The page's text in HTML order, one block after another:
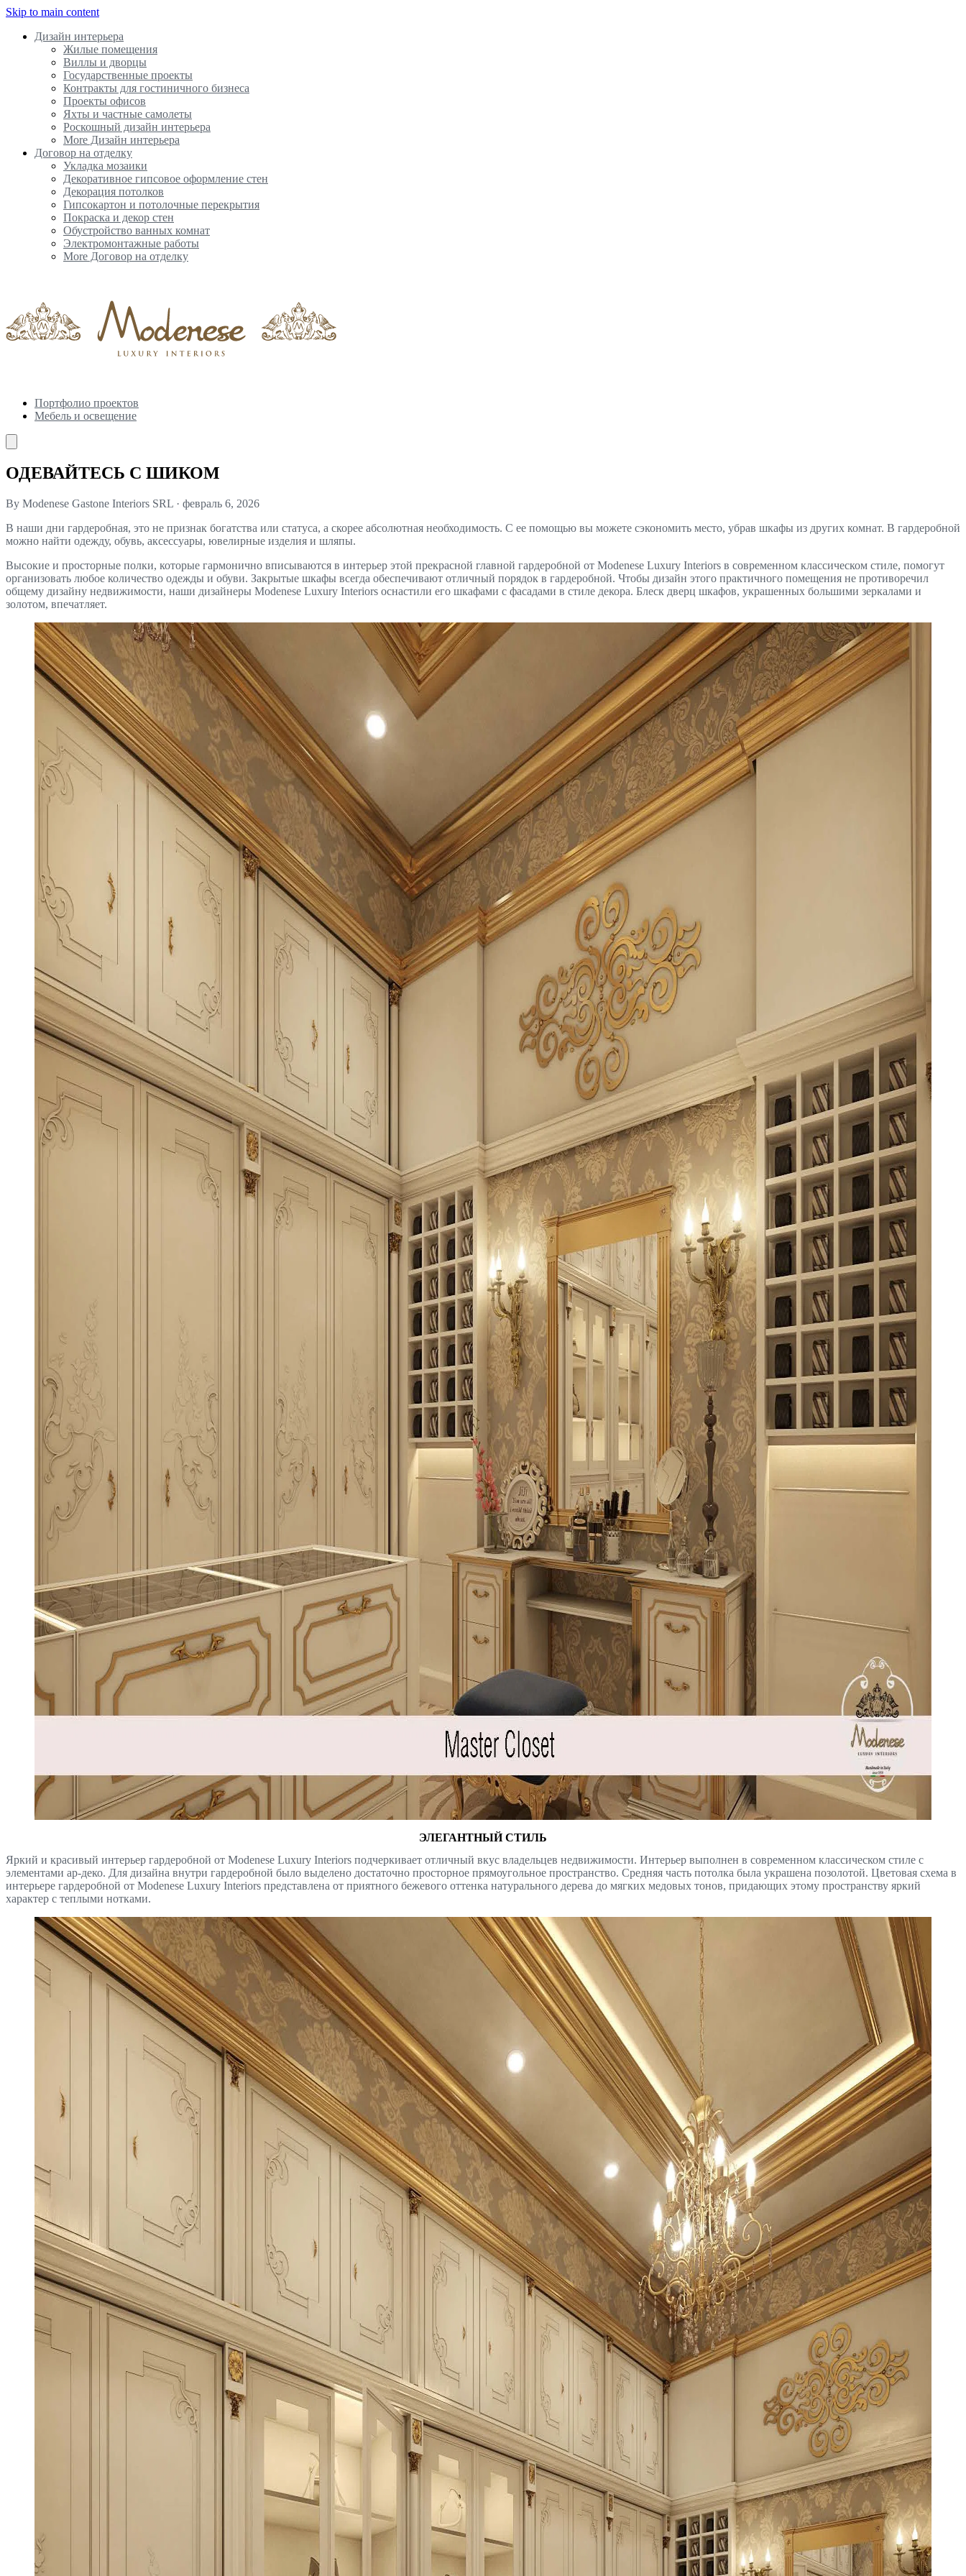
Skip to main content
Дизайн интерьера
Жилые помещения
Виллы и дворцы
Государственные проекты
Контракты для гостиничного бизнеса
Проекты офисов
Яхты и частные самолеты
Роскошный дизайн интерьера
More Дизайн интерьера
Договор на отделку
Укладка мозаики
Декоративное гипсовое оформление стен
Декорация потолков
Гипсокартон и потолочные перекрытия
Покраска и декор стен
Обустройство ванных комнат
Электромонтажные работы
More Договор на отделку
Портфолио проектов
Мебель и освещение
ОДЕВАЙТЕСЬ С ШИКОМ
By Modenese Gastone Interiors SRL · февраль 6, 2026
В наши дни гардеробная, это не признак богатства или статуса, а скорее абсолютная необходимость. С ее помощью вы можете сэкономить место, убрав шкафы из других комнат. В гардеробной
можно найти одежду, обувь, аксессуары, ювелирные изделия и шляпы.
Высокие и просторные полки, которые гармонично вписываются в интерьер этой прекрасной главной гардеробной от Modenese Luxury Interiors в современном классическом стиле, помогут
организовать любое количество одежды и обуви. Закрытые шкафы всегда обеспечивают отличный порядок в гардеробной. Чтобы дизайн этого практичного помещения не противоречил
общему дизайну недвижимости, наши дизайнеры Modenese Luxury Interiors оснастили его шкафами с фасадами в стиле декора. Блеск дверц шкафов, украшенных большими зеркалами и
золотом, впечатляет.
ЭЛЕГАНТНЫЙ СТИЛЬ
Яркий и красивый интерьер гардеробной от Modenese Luxury Interiors подчеркивает отличный вкус владельцев недвижимости. Интерьер выполнен в современном классическом стиле с
элементами ар-деко. Для дизайна внутри гардеробной было выделено достаточно просторное прямоугольное пространство. Средняя часть потолка была украшена позолотой. Цветовая схема в
интерьере гардеробной от Modenese Luxury Interiors представлена от приятного бежевого оттенка натурального дерева до мягких медовых тонов, придающих этому пространству яркий
характер с теплыми нотками.